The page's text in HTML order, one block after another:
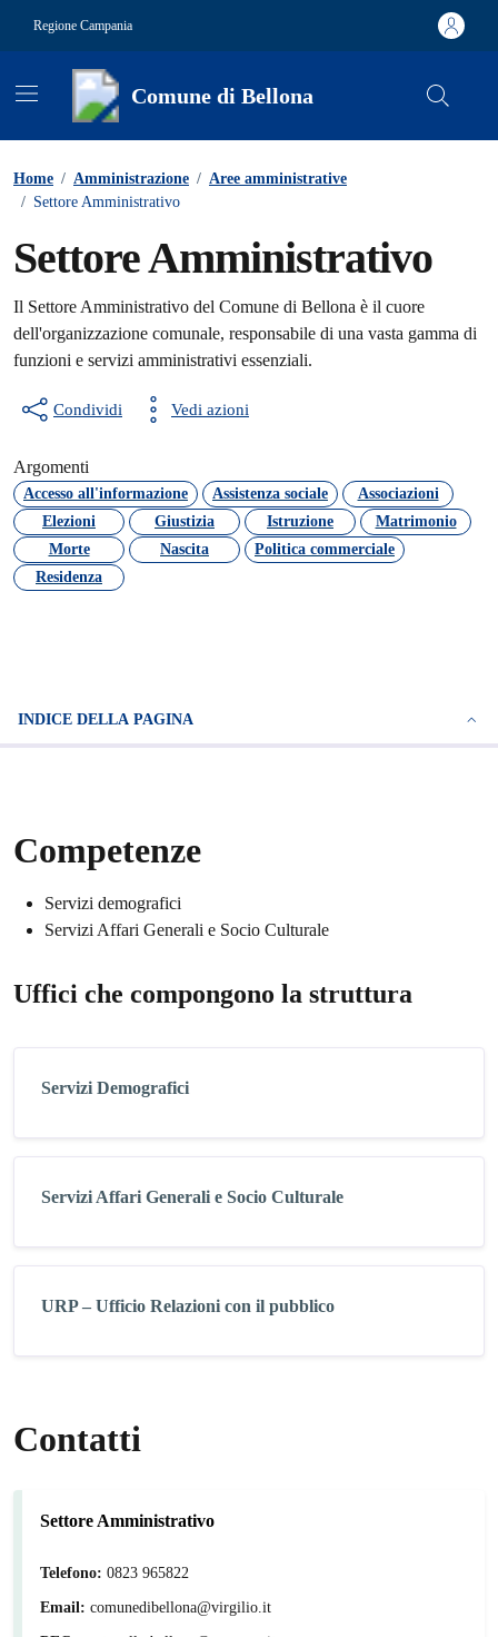
Regione Campania
Comune di Bellona
Home / Amministrazione / Aree amministrative
/ Settore Amministrativo
Settore Amministrativo
Il Settore Amministrativo del Comune di Bellona è il cuore
dell'organizzazione comunale, responsabile di una vasta gamma di
funzioni e servizi amministrativi essenziali.
Condividi Vedi azioni
Argomenti
Accesso all'informazione Assistenza sociale
Associazioni
Elezioni
Giustizia Istruzione
Matrimonio
Morte
Nascita
Politica commerciale
Residenza
INDICE DELLA PAGINA
Competenze
Servizi demografici
Servizi Affari Generali e Socio Culturale
Uffici che compongono la struttura
Servizi Demografici
Servizi Affari Generali e Socio Culturale
URP – Ufficio Relazioni con il pubblico
Contatti
Settore Amministrativo
Telefono: 0823 965822
Email: comunedibellona@virgilio.it